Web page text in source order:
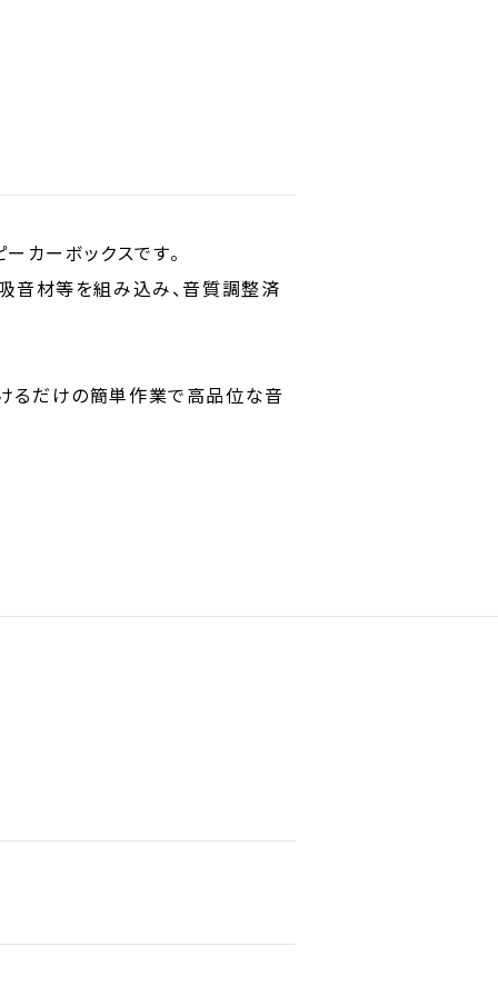
カーボックスです。
音材等を組み込み、音質調整済
るだけの簡単作業で高品位な音